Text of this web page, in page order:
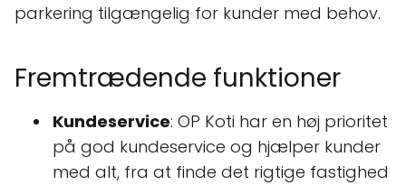
parkering tilgængelig for kunder med behov.
Fremtrædende funktioner
Kundeservice: OP Koti har en høj prioritet
på god kundeservice og hjælper kunder
med alt, fra at finde det rigtige fastighed